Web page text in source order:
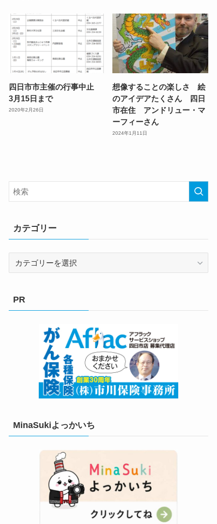
四日市市主催の行事中止
3月15日まで
2020年2月26日
想像することの楽しさ 絵
のアイデアたくさん 四日
市在住 アンドリュー・マ
ーフィーさん
2024年1月11日
カテゴリー
PR
MinaSukiよっかいち